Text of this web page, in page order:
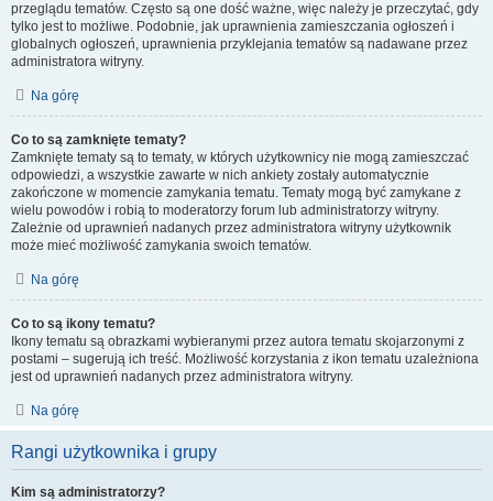
przeglądu tematów. Często są one dość ważne, więc należy je przeczytać, gdy
tylko jest to możliwe. Podobnie, jak uprawnienia zamieszczania ogłoszeń i
globalnych ogłoszeń, uprawnienia przyklejania tematów są nadawane przez
administratora witryny.
Na górę
Co to są zamknięte tematy?
Zamknięte tematy są to tematy, w których użytkownicy nie mogą zamieszczać
odpowiedzi, a wszystkie zawarte w nich ankiety zostały automatycznie
zakończone w momencie zamykania tematu. Tematy mogą być zamykane z
wielu powodów i robią to moderatorzy forum lub administratorzy witryny.
Zależnie od uprawnień nadanych przez administratora witryny użytkownik
może mieć możliwość zamykania swoich tematów.
Na górę
Co to są ikony tematu?
Ikony tematu są obrazkami wybieranymi przez autora tematu skojarzonymi z
postami – sugerują ich treść. Możliwość korzystania z ikon tematu uzależniona
jest od uprawnień nadanych przez administratora witryny.
Na górę
Rangi użytkownika i grupy
Kim są administratorzy?